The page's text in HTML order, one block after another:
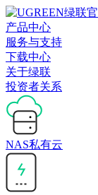
产品中心
服务与支持
下载中心
关于绿联
投资者关系
NAS私有云